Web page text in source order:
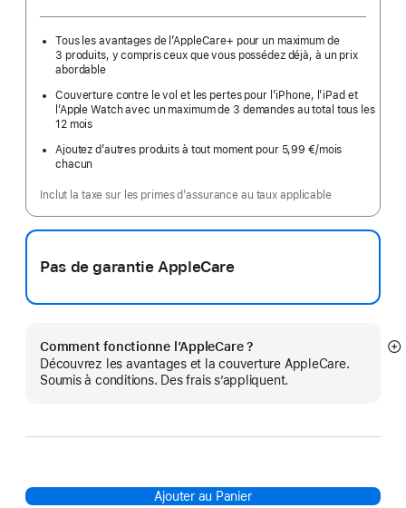
Tous les avantages de l’AppleCare+ pour un maximum de
3 produits, y compris ceux que vous possédez déjà, à un prix
abordable
Couverture contre le vol et les pertes pour l’iPhone, l’iPad et
l’Apple Watch avec un maximum de 3 demandes au total tous les
12 mois
Ajoutez d’autres produits à tout moment pour 5,99 €/mois
chacun
Inclut la taxe sur les primes d’assurance au taux applicable
Pas de garantie AppleCare
Comment fonctionne l’AppleCare ?
Découvrez les avantages et la couverture AppleCare.
Soumis à conditions. Des frais s’appliquent.
Ajouter au Panier